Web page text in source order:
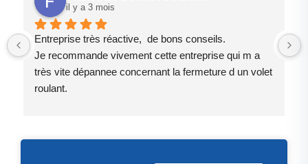
il y a 3 mois
Entreprise très réactive,  de bons conseils.
Je recommande vivement cette entreprise qui m a
très vite dépannee concernant la fermeture d un volet
roulant.